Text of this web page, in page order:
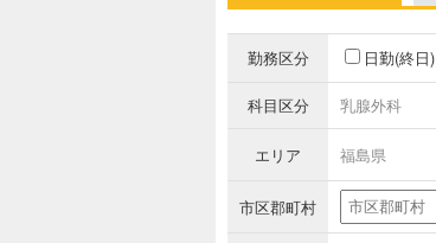
勤務区分 日勤(終日)
科目区分 乳腺外科
エリア 福島県
市区郡町村